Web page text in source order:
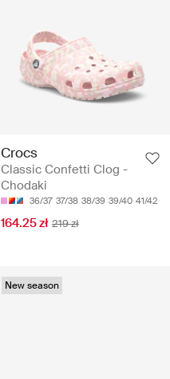
Crocs
Classic Confetti Clog -
Chodaki
36/37 37/38 38/39 39/40 41/42
164.25 zł 219 zł
New season